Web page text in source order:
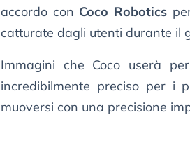
accordo con Coco Robotics
catturate dagli utenti durante il
Immagini che Coco userà
incredibilmente preciso per i
muoversi con una precisione